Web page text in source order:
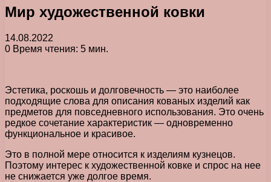
Мир художественной ковки
14.08.2022
0 Время чтения: 5 мин.
Эстетика, роскошь и долговечность — это наиболее
подходящие слова для описания кованых изделий как
предметов для повседневного использования. Это очень
редкое сочетание характеристик — одновременно
функциональное и красивое.
Это в полной мере относится к изделиям кузнецов.
Поэтому интерес к художественной ковке и спрос на нее
не снижается уже долгое время.